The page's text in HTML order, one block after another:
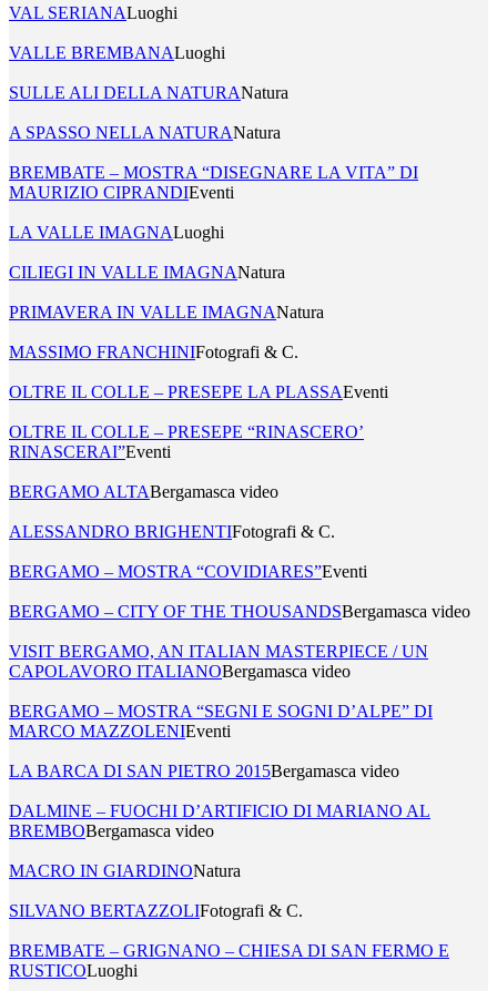
VAL SERIANALuoghi
VALLE BREMBANALuoghi
SULLE ALI DELLA NATURANatura
A SPASSO NELLA NATURANatura
BREMBATE – MOSTRA “DISEGNARE LA VITA” DI
MAURIZIO CIPRANDIEventi
LA VALLE IMAGNALuoghi
CILIEGI IN VALLE IMAGNANatura
PRIMAVERA IN VALLE IMAGNANatura
MASSIMO FRANCHINIFotografi & C.
OLTRE IL COLLE – PRESEPE LA PLASSAEventi
OLTRE IL COLLE – PRESEPE “RINASCERO’
RINASCERAI”Eventi
BERGAMO ALTABergamasca video
ALESSANDRO BRIGHENTIFotografi & C.
BERGAMO – MOSTRA “COVIDIARES”Eventi
BERGAMO – CITY OF THE THOUSANDSBergamasca video
VISIT BERGAMO, AN ITALIAN MASTERPIECE / UN
CAPOLAVORO ITALIANOBergamasca video
BERGAMO – MOSTRA “SEGNI E SOGNI D’ALPE” DI
MARCO MAZZOLENIEventi
LA BARCA DI SAN PIETRO 2015Bergamasca video
DALMINE – FUOCHI D’ARTIFICIO DI MARIANO AL
BREMBOBergamasca video
MACRO IN GIARDINONatura
SILVANO BERTAZZOLIFotografi & C.
BREMBATE – GRIGNANO – CHIESA DI SAN FERMO E
RUSTICOLuoghi